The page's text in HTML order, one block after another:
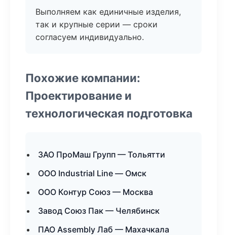
Выполняем как единичные изделия,
так и крупные серии — сроки
согласуем индивидуально.
Похожие компании:
Проектирование и
технологическая подготовка
ЗАО ПроМаш Групп — Тольятти
ООО Industrial Line — Омск
ООО Контур Союз — Москва
Завод Союз Пак — Челябинск
ПАО Assembly Лаб — Махачкала